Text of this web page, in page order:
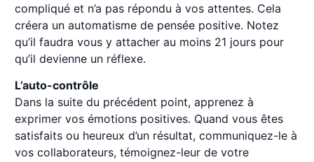
compliqué et n’a pas répondu à vos attentes. Cela
créera un automatisme de pensée positive. Notez
qu’il faudra vous y attacher au moins 21 jours pour
qu’il devienne un réflexe.
L’auto-contrôle
Dans la suite du précédent point, apprenez à
exprimer vos émotions positives. Quand vous êtes
satisfaits ou heureux d’un résultat, communiquez-le à
vos collaborateurs, témoignez-leur de votre